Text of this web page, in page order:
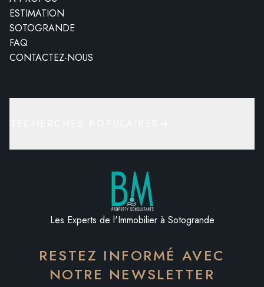
ESTIMATION
SOTOGRANDE
FAQ
CONTACTEZ-NOUS
Les Experts de l'Immobilier à Sotogrande
RESTEZ INFORMÉ AVEC
NOTRE NEWSLETTER